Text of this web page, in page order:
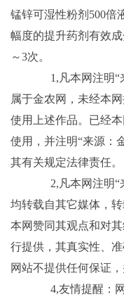
锰锌可湿性粉剂500倍
幅度的提升药剂有效
～3次。
1,凡本网注明“
属于金农网，未经本
使用上述作品。已经
使用，并注明“来源：
其有关规定法律责任。
2,凡本网注明“
均转载自其它媒体，
本网赞同其观点和对
行提供，其真实性、
网站不提供任何保证
4,友情提醒：网